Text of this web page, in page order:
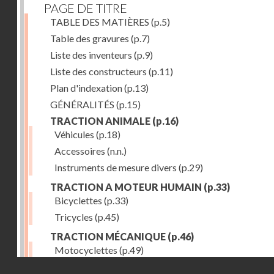
PAGE DE TITRE
TABLE DES MATIÈRES (p.5)
Table des gravures (p.7)
Liste des inventeurs (p.9)
Liste des constructeurs (p.11)
Plan d'indexation(p.13)
GÉNÉRALITÉS (p.15)
TRACTION ANIMALE (p.16)
Véhicules (p.18)
Accessoires (n.n.)
Instruments de mesure divers (p.29)
TRACTION A MOTEUR HUMAIN (p.33)
Bicyclettes (p.33)
Tricycles (p.45)
TRACTION MÉCANIQUE (p.46)
Motocyclettes (p.49)